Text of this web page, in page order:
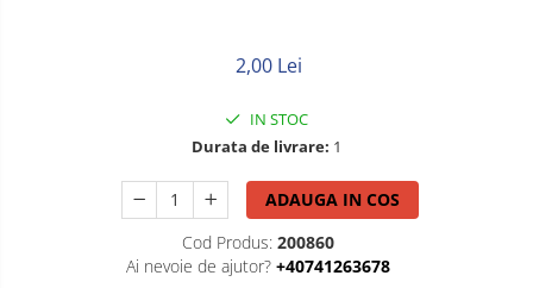
2,00 Lei
IN STOC
Durata de livrare: 1
ADAUGA IN COS
Cod Produs: 200860
Ai nevoie de ajutor? +40741263678